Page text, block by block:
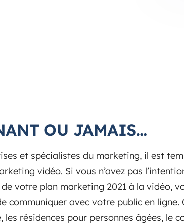
OU JAMAIS…
et spécialistes du marketing, il est
vidéo. Si vous n’avez pas
votre plan marketing 2021 à la vidéo,
communiquer avec votre public en ligne.
les résidences pour personnes âgées, le